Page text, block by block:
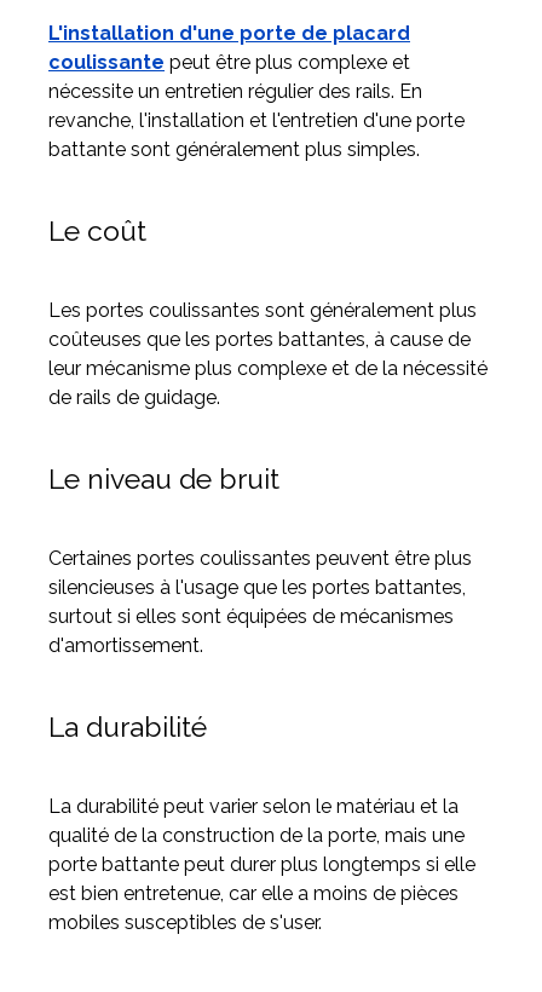
L'installation d'une porte de placard
coulissante peut être plus complexe et
nécessite un entretien régulier des rails. En
revanche, l'installation et l'entretien d'une porte
battante sont généralement plus simples.
Le coût
Les portes coulissantes sont généralement plus
coûteuses que les portes battantes, à cause de
leur mécanisme plus complexe et de la nécessité
de rails de guidage.
Le niveau de bruit
Certaines portes coulissantes peuvent être plus
silencieuses à l'usage que les portes battantes,
surtout si elles sont équipées de mécanismes
d'amortissement.
La durabilité
La durabilité peut varier selon le matériau et la
qualité de la construction de la porte, mais une
porte battante peut durer plus longtemps si elle
est bien entretenue, car elle a moins de pièces
mobiles susceptibles de s'user.